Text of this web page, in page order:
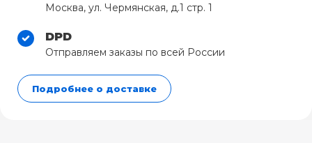
Москва, ул. Чермянская, д.1 стр. 1
DPD
Отправляем заказы по всей России
Подробнее о доставке